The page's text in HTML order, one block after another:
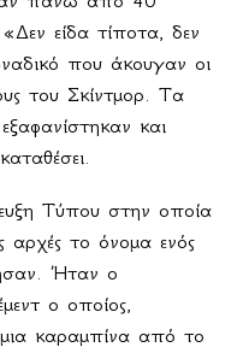
είδα τίποτα, δεν
που άκουγαν οι
του Σκίντμορ. Τα
και
Τύπου στην οποία
αρχές το όνομα ενός
Ήταν ο
ο οποίος,
καραμπίνα από το